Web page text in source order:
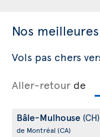
Nos
Vols pas chers
Aller-retour de
Bâle-Mulhouse (CH)
de Montréal (CA)